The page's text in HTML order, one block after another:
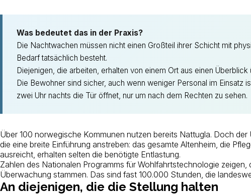
Was bedeutet das in der Praxis?
Die Nachtwachen müssen nicht einen Großteil ihrer Schicht mit
Bedarf tatsächlich besteht.
Diejenigen, die arbeiten, erhalten von einem Ort aus einen
Die Bewohner sind sicher, auch wenn weniger Personal im
zwei Uhr nachts die Tür öffnet, nur um nach dem Rechten zu sehen.
Über 100 norwegische Kommunen nutzen bereits Nattugla. Doch
die eine breite Einführung anstreben: das gesamte Altenheim, die
ausreicht, erhalten selten die benötigte Entlastung.
Zahlen des Nationalen Programms für Wohlfahrtstechnologie
Überwachung stammen. Das sind fast 100.000 Stunden, die
An diejenigen, die die Stellung halten